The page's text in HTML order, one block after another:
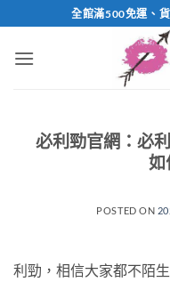
to
content
全館滿500免運、
必利勁官網：必
如
POSTED ON
利勁，相信大家都不陌